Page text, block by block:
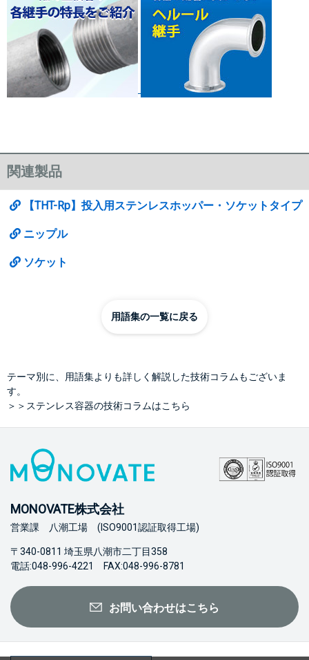
関連製品
【THT-Rp】投入用ステンレスホッパー・ソケットタイプ
ニップル
ソケット
用語集の一覧に戻る
テーマ別に、用語集よりも詳しく解説した技術コラムもございま
す。
＞＞ステンレス容器の技術コラムはこちら
MONOVATE株式会社
営業課 八潮工場 (ISO9001認証取得工場)
〒340-0811 埼玉県八潮市二丁目358
電話:048-996-4221 FAX:048-996-8781
お問い合わせはこちら